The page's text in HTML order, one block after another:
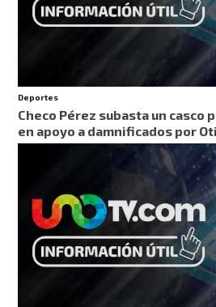
Deportes
Checo Pérez subasta un casco
en apoyo a damnificados por